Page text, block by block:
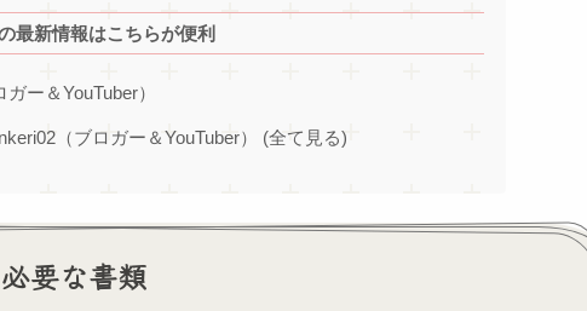
最新情報はこちらが便利
ー＆YouTuber）
（ブロガー＆YouTuber） (全て見る)
要な書類